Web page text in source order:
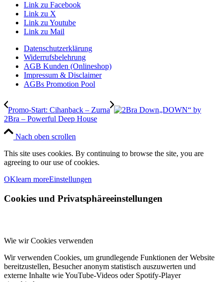
Link zu Facebook
Link zu X
Link zu Youtube
Link zu Mail
Datenschutzerklärung
Widerrufsbelehrung
AGB Kunden (Onlineshop)
Impressum & Disclaimer
AGBs Promotion Pool
Promo-Start: Cihanback – Zurna
„DOWN“ by
2Bra – Powerful Deep House
Nach oben scrollen
This site uses cookies. By continuing to browse the site, you are
agreeing to our use of cookies.
OKlearn moreEinstellungen
Cookies und Privatsphäreeinstellungen
Wie wir Cookies verwenden
Wir verwenden Cookies, um grundlegende Funktionen der Website
bereitzustellen, Besucher anonym statistisch auszuwerten und
externe Inhalte wie YouTube-Videos oder Spotify-Player